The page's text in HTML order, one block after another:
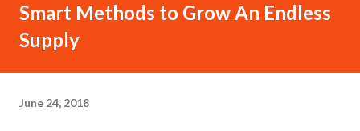
Smart Methods to Grow An Endless
Supply
June 24, 2018